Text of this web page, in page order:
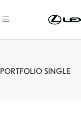
PORTFOLIO SINGLE